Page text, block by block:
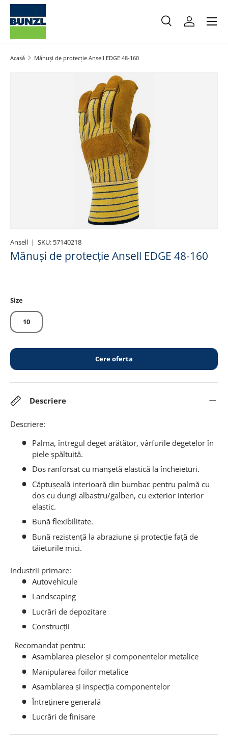
Salt la conținut
Caută
Caută
Meniu
Acasă Mănuși de protecție Ansell EDGE 48-160
Salt la informațiile produsului
Ansell | SKU: 57140218
Mănuși de protecție Ansell EDGE 48-160
Size
10
Cere oferta
Descriere
Descriere:
Palma, întregul deget arătător, vârfurile degetelor în
piele șpăltuită.
Dos ranforsat cu manşetă elastică la încheieturi.
Căptușeală interioară din bumbac pentru palmă cu
dos cu dungi albastru/galben, cu exterior interior
elastic.
Bună flexibilitate.
Bună rezistenţă la abraziune şi protecție față de
tăieturile mici.
Industrii primare:
Autovehicule
Landscaping
Lucrări de depozitare
Construcții
Recomandat pentru:
Asamblarea pieselor și componentelor metalice
Manipularea foilor metalice
Asamblarea și inspecția componentelor
Întreținere generală
Lucrări de finisare